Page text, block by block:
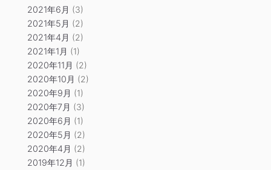
2021年6月 (3)
2021年5月 (2)
2021年4月 (2)
2021年1月 (1)
2020年11月 (2)
2020年10月 (2)
2020年9月 (1)
2020年7月 (3)
2020年6月 (1)
2020年5月 (2)
2020年4月 (2)
2019年12月 (1)